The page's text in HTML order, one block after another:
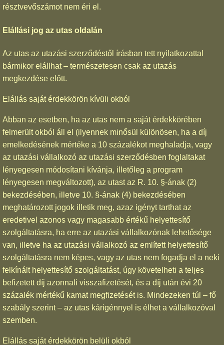
résztvevőszámot nem éri el.
Elállási jog az utas oldalán
Az utas az utazási szerződéstől írásban tett nyilatkozattal
bármikor elállhat – természetesen csak az utazás
megkezdése előtt.
Elállás saját érdekkörön kívüli okból
Abban az esetben, ha az utas nem a saját érdekkörében
felmerült okból áll el (ilyennek minősül különösen, ha a díj
emelkedésének mértéke a 10 százalékot meghaladja, vagy
az utazási vállalkozó az utazási szerződésben foglaltakat
lényegesen módosítani kívánja, illetőleg a program
lényegesen megváltozott), az utast az R. 10. §-ának (2)
bekezdésében, illetve 10. §-ának (4) bekezdésében
meghatározott jogok illetik meg, azaz igényt tarthat az
eredetivel azonos vagy magasabb értékű helyettesítő
szolgáltatásra, ha erre az utazási vállalkozónak lehetősége
van, illetve ha az utazási vállalkozó az említett helyettesítő
szolgáltatásra nem képes, vagy az utas nem fogadja el a neki
felkínált helyettesítő szolgáltatást, úgy követelheti a teljes
befizetett díj azonnali visszafizetését, és a díj után évi 20
százalék mértékű kamat megfizetését is. Mindezeken túl – fő
szabály szerint – az utas kárigénnyel is élhet a vállalkozóval
szemben.
Elállás saját érdekkörön belüli okból